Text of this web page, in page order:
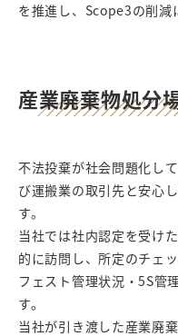
を推進し、Scope3の削減
産業廃棄物処分
不法投棄が社会問題化し
び運搬業の取引先と安心
す。
当社では社内認定を受け
的に訪問し、所定のチェ
フェスト管理状況・5S管
す。
当社が引き渡した産業廃